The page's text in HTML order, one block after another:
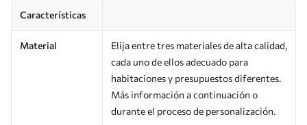
Características
Material
Elija entre tres materiales de alta calidad,
cada uno de ellos adecuado para
habitaciones y presupuestos diferentes.
Más información a continuación o
durante el proceso de personalización.